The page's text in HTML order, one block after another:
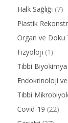
Halk Sağlığı (7)
Plastik
Organ ve Doku
Fizyoloji (1)
Tıbbi Biyokimya
Endokrinoloji
Tıbbi
Covid-19 (22)